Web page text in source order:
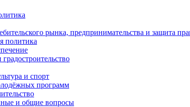
рынка, предпринимательства и защита
политика
и спорт
программ
и общие вопросы